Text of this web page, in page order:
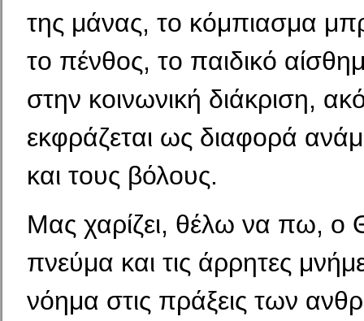
της μάνας, το κόμπιασμα
το πένθος, το παιδικό
στην κοινωνική διάκριση,
εκφράζεται ως διαφορά
και τους βόλους.
Μας χαρίζει, θέλω να πω, ο
πνεύμα και τις άρρητες
νόημα στις πράξεις των